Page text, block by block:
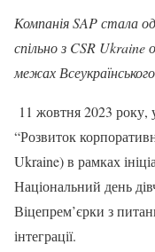
Компанія SAP стала
спільно з CSR Ukraine
межах
11 жовтня 2023 року,
“Розвиток
Ukraine) в рамках
Національний день
Віцепрем’єрки з
інтеграції.